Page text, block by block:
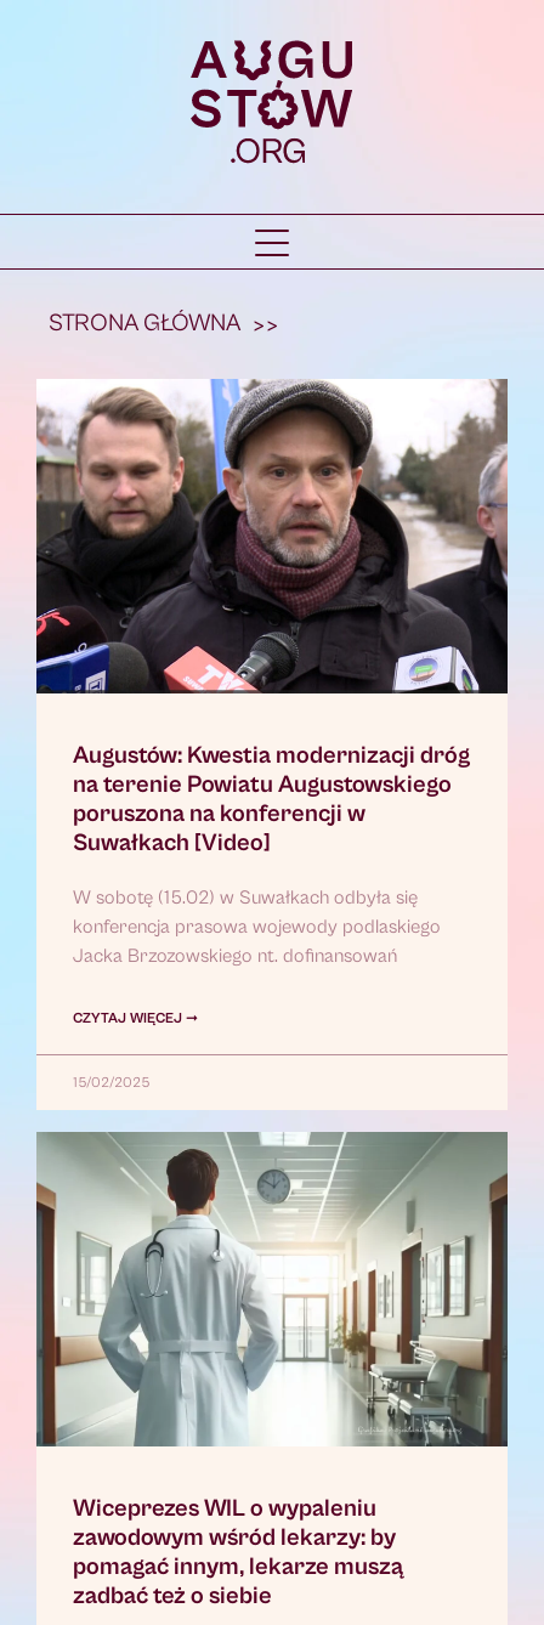
STRONA GŁÓWNA >>
Augustów: Kwestia modernizacji dróg
na terenie Powiatu Augustowskiego
poruszona na konferencji w
Suwałkach [Video]
W sobotę (15.02) w Suwałkach odbyła się
konferencja prasowa wojewody podlaskiego
Jacka Brzozowskiego nt. dofinansowań
CZYTAJ WIĘCEJ ➞
15/02/2025
Wiceprezes WIL o wypaleniu
zawodowym wśród lekarzy: by
pomagać innym, lekarze muszą
zadbać też o siebie